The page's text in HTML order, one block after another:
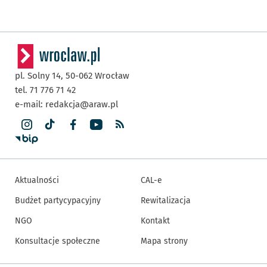
pl. Solny 14, 50-062 Wrocław
tel. 71 776 71 42
e-mail: redakcja@araw.pl
Aktualności
Budżet partycypacyjny
NGO
Konsultacje społeczne
CAL-e
Rewitalizacja
Kontakt
Mapa strony